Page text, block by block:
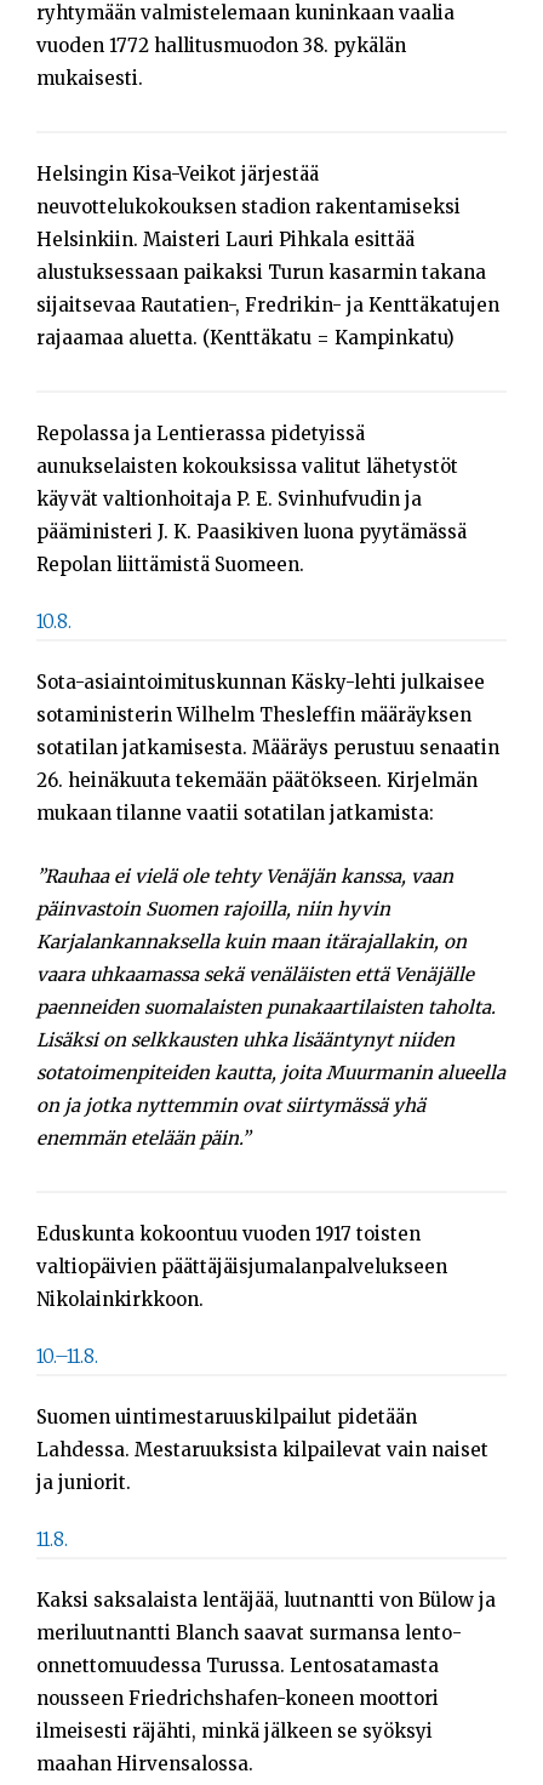
ryhtymään valmistelemaan kuninkaan vaalia
vuoden 1772 hallitusmuodon 38. pykälän
mukaisesti.
Helsingin Kisa-Veikot järjestää
neuvottelukokouksen stadion rakentamiseksi
Helsinkiin. Maisteri Lauri Pihkala esittää
alustuksessaan paikaksi Turun kasarmin takana
sijaitsevaa Rautatien-, Fredrikin- ja Kenttäkatujen
rajaamaa aluetta. (Kenttäkatu = Kampinkatu)
Repolassa ja Lentierassa pidetyissä
aunukselaisten kokouksissa valitut lähetystöt
käyvät valtionhoitaja P. E. Svinhufvudin ja
pääministeri J. K. Paasikiven luona pyytämässä
Repolan liittämistä Suomeen.
10.8.
Sota-asiaintoimituskunnan Käsky-lehti julkaisee
sotaministerin Wilhelm Thesleffin määräyksen
sotatilan jatkamisesta. Määräys perustuu senaatin
26. heinäkuuta tekemään päätökseen. Kirjelmän
mukaan tilanne vaatii sotatilan jatkamista:
”Rauhaa ei vielä ole tehty Venäjän kanssa, vaan
päinvastoin Suomen rajoilla, niin hyvin
Karjalankannaksella kuin maan itärajallakin, on
vaara uhkaamassa sekä venäläisten että Venäjälle
paenneiden suomalaisten punakaartilaisten taholta.
Lisäksi on selkkausten uhka lisääntynyt niiden
sotatoimenpiteiden kautta, joita Muurmanin alueella
on ja jotka nyttemmin ovat siirtymässä yhä
enemmän etelään päin.”
Eduskunta kokoontuu vuoden 1917 toisten
valtiopäivien päättäjäisjumalanpalvelukseen
Nikolainkirkkoon.
10.–11.8.
Suomen uintimestaruuskilpailut pidetään
Lahdessa. Mestaruuksista kilpailevat vain naiset
ja juniorit.
11.8.
Kaksi saksalaista lentäjää, luutnantti von Bülow ja
meriluutnantti Blanch saavat surmansa lento-
onnettomuudessa Turussa. Lentosatamasta
nousseen Friedrichshafen-koneen moottori
ilmeisesti räjähti, minkä jälkeen se syöksyi
maahan Hirvensalossa.